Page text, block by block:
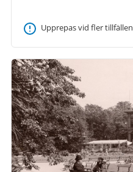
Upprepas vid fler tillfällen